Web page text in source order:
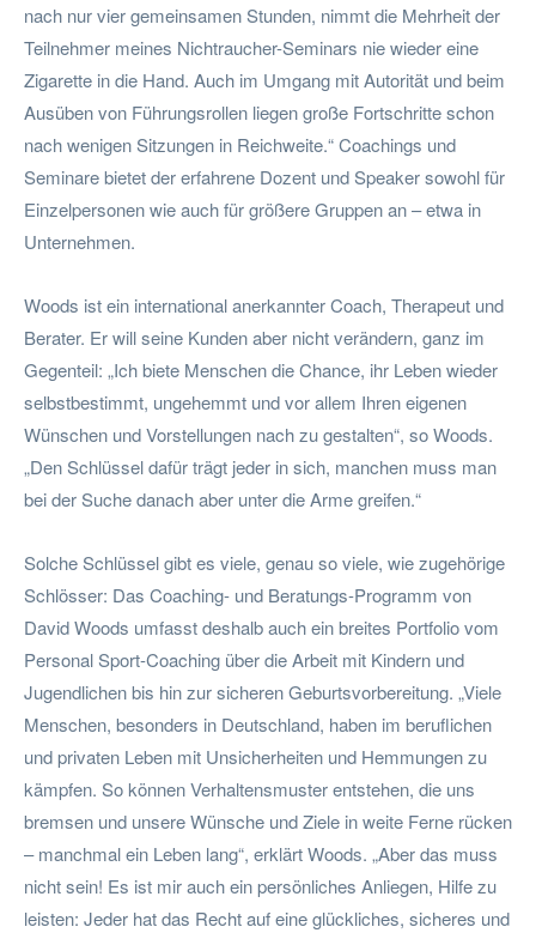
nach nur vier gemeinsamen Stunden, nimmt die Mehrheit der
Teilnehmer meines Nichtraucher-Seminars nie wieder eine
Zigarette in die Hand. Auch im Umgang mit Autorität und beim
Ausüben von Führungsrollen liegen große Fortschritte schon
nach wenigen Sitzungen in Reichweite.“ Coachings und
Seminare bietet der erfahrene Dozent und Speaker sowohl für
Einzelpersonen wie auch für größere Gruppen an – etwa in
Unternehmen.
Woods ist ein international anerkannter Coach, Therapeut und
Berater. Er will seine Kunden aber nicht verändern, ganz im
Gegenteil: „Ich biete Menschen die Chance, ihr Leben wieder
selbstbestimmt, ungehemmt und vor allem Ihren eigenen
Wünschen und Vorstellungen nach zu gestalten“, so Woods.
„Den Schlüssel dafür trägt jeder in sich, manchen muss man
bei der Suche danach aber unter die Arme greifen.“
Solche Schlüssel gibt es viele, genau so viele, wie zugehörige
Schlösser: Das Coaching- und Beratungs-Programm von
David Woods umfasst deshalb auch ein breites Portfolio vom
Personal Sport-Coaching über die Arbeit mit Kindern und
Jugendlichen bis hin zur sicheren Geburtsvorbereitung. „Viele
Menschen, besonders in Deutschland, haben im beruflichen
und privaten Leben mit Unsicherheiten und Hemmungen zu
kämpfen. So können Verhaltensmuster entstehen, die uns
bremsen und unsere Wünsche und Ziele in weite Ferne rücken
– manchmal ein Leben lang“, erklärt Woods. „Aber das muss
nicht sein! Es ist mir auch ein persönliches Anliegen, Hilfe zu
leisten: Jeder hat das Recht auf eine glückliches, sicheres und